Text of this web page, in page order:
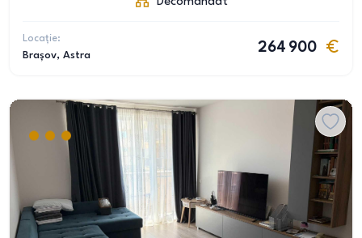
Locație:
Brașov, Astra
264 900